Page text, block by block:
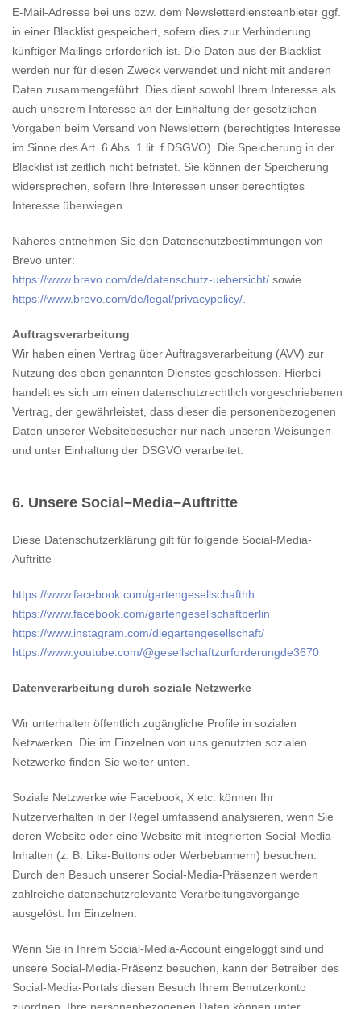
E-Mail-Adresse bei uns bzw. dem Newsletterdiensteanbieter ggf.
in einer Blacklist gespeichert, sofern dies zur Verhinderung
künftiger Mailings erforderlich ist. Die Daten aus der Blacklist
werden nur für diesen Zweck verwendet und nicht mit anderen
Daten zusammengeführt. Dies dient sowohl Ihrem Interesse als
auch unserem Interesse an der Einhaltung der gesetzlichen
Vorgaben beim Versand von Newslettern (berechtigtes Interesse
im Sinne des Art. 6 Abs. 1 lit. f DSGVO). Die Speicherung in der
Blacklist ist zeitlich nicht befristet. Sie können der Speicherung
widersprechen, sofern Ihre Interessen unser berechtigtes
Interesse überwiegen.
Näheres entnehmen Sie den Datenschutzbestimmungen von
Brevo unter:
https://www.brevo.com/de/datenschutz-uebersicht/ sowie
https://www.brevo.com/de/legal/privacypolicy/.
Auftragsverarbeitung
Wir haben einen Vertrag über Auftragsverarbeitung (AVV) zur
Nutzung des oben genannten Dienstes geschlossen. Hierbei
handelt es sich um einen datenschutzrechtlich vorgeschriebenen
Vertrag, der gewährleistet, dass dieser die personenbezogenen
Daten unserer Websitebesucher nur nach unseren Weisungen
und unter Einhaltung der DSGVO verarbeitet.
6. Unsere Social–Media–Auftritte
Diese Datenschutzerklärung gilt für folgende Social-Media-
Auftritte
https://www.facebook.com/gartengesellschafthh
https://www.facebook.com/gartengesellschaftberlin
https://www.instagram.com/diegartengesellschaft/
https://www.youtube.com/@gesellschaftzurforderungde3670
Datenverarbeitung durch soziale Netzwerke
Wir unterhalten öffentlich zugängliche Profile in sozialen
Netzwerken. Die im Einzelnen von uns genutzten sozialen
Netzwerke finden Sie weiter unten.
Soziale Netzwerke wie Facebook, X etc. können Ihr
Nutzerverhalten in der Regel umfassend analysieren, wenn Sie
deren Website oder eine Website mit integrierten Social-Media-
Inhalten (z. B. Like-Buttons oder Werbebannern) besuchen.
Durch den Besuch unserer Social-Media-Präsenzen werden
zahlreiche datenschutzrelevante Verarbeitungsvorgänge
ausgelöst. Im Einzelnen:
Wenn Sie in Ihrem Social-Media-Account eingeloggt sind und
unsere Social-Media-Präsenz besuchen, kann der Betreiber des
Social-Media-Portals diesen Besuch Ihrem Benutzerkonto